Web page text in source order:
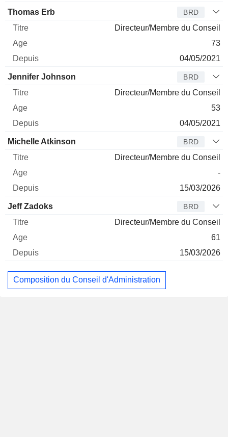
Thomas Erb BRD
Directeur/Membre du Conseil
73
04/05/2021
Jennifer Johnson BRD
Directeur/Membre du Conseil
53
04/05/2021
Michelle Atkinson BRD
Directeur/Membre du Conseil
-
15/03/2026
Jeff Zadoks BRD
Directeur/Membre du Conseil
61
15/03/2026
Composition du Conseil d'Administration